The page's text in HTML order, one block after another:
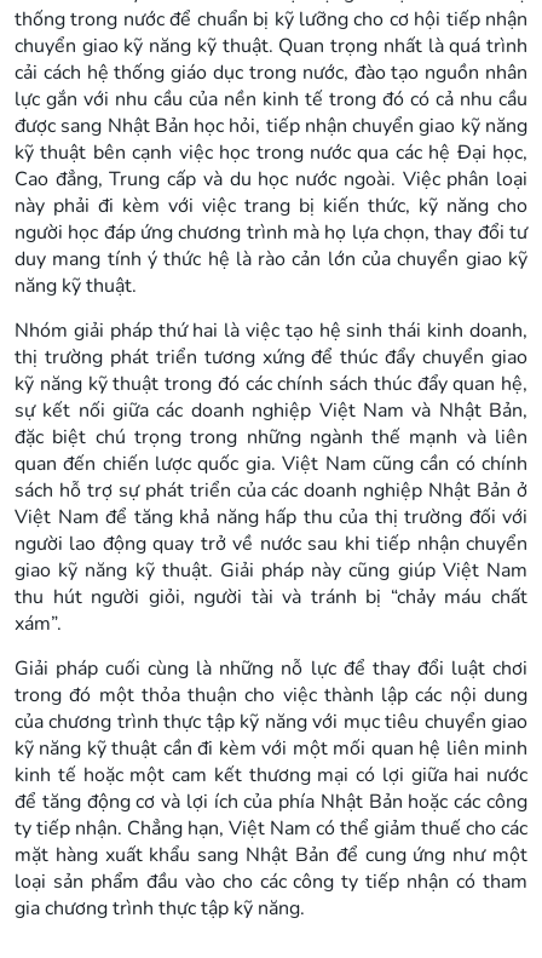
thống trong nước để chuẩn bị kỹ lưỡng cho cơ hội tiếp nhận
chuyển giao kỹ năng kỹ thuật. Quan trọng nhất là quá trình
cải cách hệ thống giáo dục trong nước, đào tạo nguồn nhân
lực gắn với nhu cầu của nền kinh tế trong đó có cả nhu cầu
được sang Nhật Bản học hỏi, tiếp nhận chuyển giao kỹ năng
kỹ thuật bên cạnh việc học trong nước qua các hệ Đại học,
Cao đẳng, Trung cấp và du học nước ngoài. Việc phân loại
này phải đi kèm với việc trang bị kiến thức, kỹ năng cho
người học đáp ứng chương trình mà họ lựa chọn, thay đổi tư
duy mang tính ý thức hệ là rào cản lớn của chuyển giao kỹ
năng kỹ thuật.
Nhóm giải pháp thứ hai là việc tạo hệ sinh thái kinh doanh,
thị trường phát triển tương xứng để thúc đẩy chuyển giao
kỹ năng kỹ thuật trong đó các chính sách thúc đẩy quan hệ,
sự kết nối giữa các doanh nghiệp Việt Nam và Nhật Bản,
đặc biệt chú trọng trong những ngành thế mạnh và liên
quan đến chiến lược quốc gia. Việt Nam cũng cần có chính
sách hỗ trợ sự phát triển của các doanh nghiệp Nhật Bản ở
Việt Nam để tăng khả năng hấp thu của thị trường đối với
người lao động quay trở về nước sau khi tiếp nhận chuyển
giao kỹ năng kỹ thuật. Giải pháp này cũng giúp Việt Nam
thu hút người giỏi, người tài và tránh bị “chảy máu chất
xám”.
Giải pháp cuối cùng là những nỗ lực để thay đổi luật chơi
trong đó một thỏa thuận cho việc thành lập các nội dung
của chương trình thực tập kỹ năng với mục tiêu chuyển giao
kỹ năng kỹ thuật cần đi kèm với một mối quan hệ liên minh
kinh tế hoặc một cam kết thương mại có lợi giữa hai nước
để tăng động cơ và lợi ích của phía Nhật Bản hoặc các công
ty tiếp nhận. Chẳng hạn, Việt Nam có thể giảm thuế cho các
mặt hàng xuất khẩu sang Nhật Bản để cung ứng như một
loại sản phẩm đầu vào cho các công ty tiếp nhận có tham
gia chương trình thực tập kỹ năng.